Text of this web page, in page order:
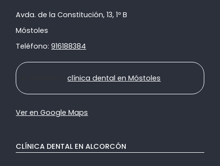
Avda. de la Constitución, 13, 1º B
Móstoles
Teléfono:916188384
Ir a nuestraclínica dental en Móstoles
Ver en Google Maps
CLÍNICA DENTAL EN ALCORCÓN